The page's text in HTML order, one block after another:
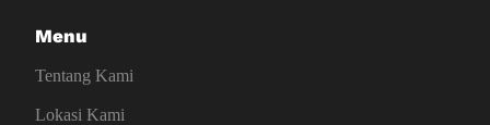
Menu
Tentang Kami
Lokasi Kami